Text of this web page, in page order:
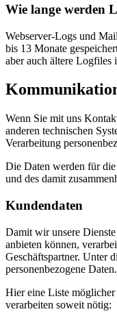
Wie lange werden
Webserver-Logs und
bis 13 Monate
aber auch ältere Logfiles
Wenn Sie mit uns
anderen technischen
Verarbeitung
Die Daten werden für
und des damit
Kundendaten
Damit wir unsere
anbieten können,
Geschäftspartner. Unter
personenbezogene Daten.
Hier eine Liste
verarbeiten soweit nötig: